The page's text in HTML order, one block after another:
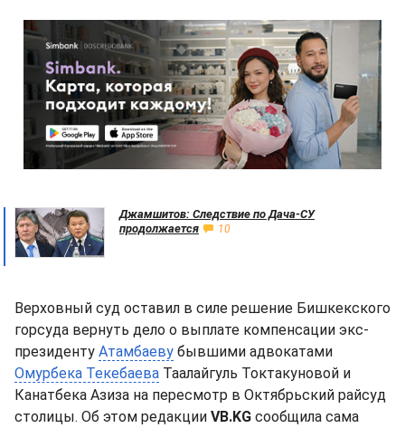
Джамшитов: Следствие по Дача-СУ
продолжается
10
Верховный суд оставил в силе решение Бишкекского
горсуда вернуть дело о выплате компенсации экс-
президенту Атамбаеву бывшими адвокатами
Омурбека Текебаева Таалайгуль Токтакуновой и
Канатбека Азиза на пересмотр в Октябрьский райсуд
столицы. Об этом редакции VB.KG сообщила сама